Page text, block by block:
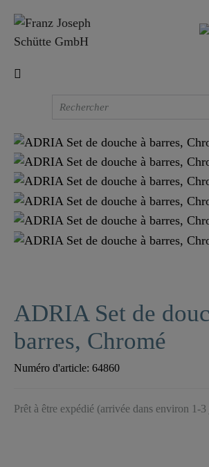
ADRIA Set de
barres, Chromé
Numéro d'article: 64860
Prêt à être expédié (arrivée dans environ 1-